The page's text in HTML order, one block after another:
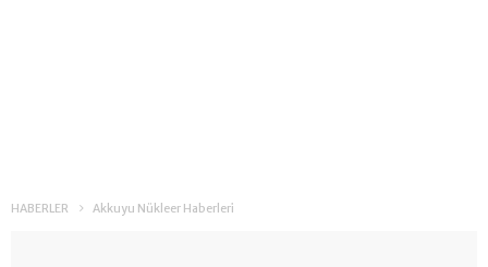
HABERLER Akkuyu Nükleer Haberleri